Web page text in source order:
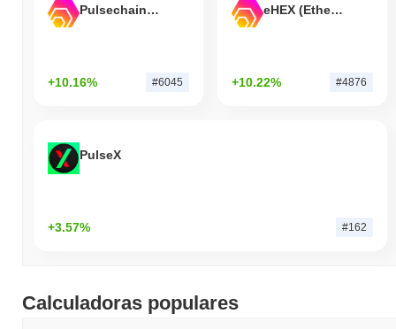
Pulsechain Bridged HEX (Pulsechain)
+10.16% #6045
eHEX (Ethereum)
+10.22% #4876
PulseX
+3.57% #162
Calculadoras populares